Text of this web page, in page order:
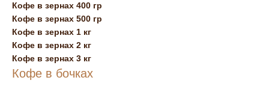
Кофе в зернах 400 гр
Кофе в зернах 500 гр
Кофе в зернах 1 кг
Кофе в зернах 2 кг
Кофе в зернах 3 кг
Кофе в бочках